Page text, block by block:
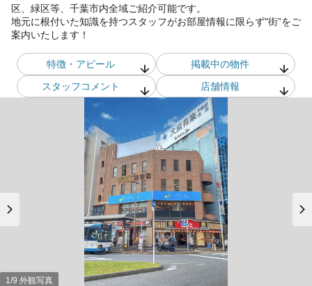
区、緑区等、千葉市内全域ご紹介可能です。
地元に根付いた知識を持つスタッフがお部屋情報に限らず"街”をご
案内いたします！
特徴・アピール
掲載中の物件
スタッフコメント 店舗情報
1/9 外観写真